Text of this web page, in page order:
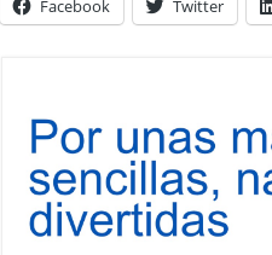
Facebook Twitter